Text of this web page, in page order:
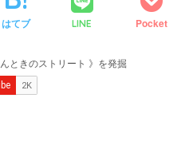
はてブ LINE Pocket